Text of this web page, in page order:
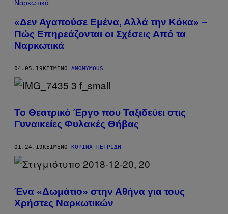
Ναρκωτικά
«Δεν Αγαπούσε Εμένα, Αλλά την Κόκα» –
Πώς Επηρεάζονται οι Σχέσεις Από τα
Ναρκωτικά
04.05.19ΚΕΊΜΕΝΟ ANONYMOUS
Το Θεατρικό Έργο που Ταξιδεύει στις
Γυναικείες Φυλακές Θήβας
01.24.19 ΚΕΊΜΕΝΟ ΚΟΡΊΝΑ ΠΕΤΡΊΔΗ
Ένα «Δωμάτιο» στην Αθήνα για τους
Χρήστες Ναρκωτικών